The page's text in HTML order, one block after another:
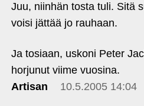
Juu, niinhän tosta tuli. Sitä
voisi jättää jo rauhaan.
Ja tosiaan, uskoni Peter
horjunut viime vuosina.
Artisan
10.5.2005 14:04